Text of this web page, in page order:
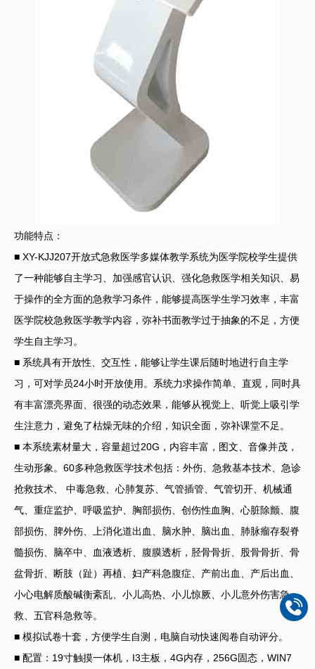
功能特点：
■ XY-KJJ207开放式急救医学多媒体教学系统为医学院校学生提供
了一种能够自主学习、加强感官认识、强化急救医学相关知识、易
于操作的全方面的急救学习条件，能够提高医学生学习效率，丰富
医学院校急救医学教学内容，弥补书面教学过于抽象的不足，方便
学生自主学习。
■ 系统具有开放性、交互性，能够让学生课后随时地进行自主学
习，可对学员24小时开放使用。系统力求操作简单、直观，同时具
有丰富漂亮界面、很强的动态效果，能够从视觉上、听觉上吸引学
生注意力，避免了枯燥无味的介绍，知识全面，弥补课堂不足。
■ 本系统素材量大，容量超过20G，内容丰富，图文、音像并茂，
生动形象。60多种急救医学技术包括：外伤、急救基本技术、急诊
抢救技术、 中毒急救、心肺复苏、气管插管、气管切开、机械通
气、重症监护、呼吸监护、胸部损伤、创伤性血胸、心脏除颤、腹
部损伤、脾外伤、上消化道出血、脑水肿、脑出血、肺脉瘤存裂脊
髓损伤、脑卒中、血液透析、腹膜透析，胫骨骨折、股骨骨折、骨
盆骨折、断肢（趾）再植、妇产科急腹症、产前出血、产后出血、
小心电解质酸碱衡紊乱、小儿高热、小儿惊厥、小儿意外伤害急
救、五官科急救等。
■ 模拟试卷十套，方便学生自测，电脑自动快速阅卷自动评分。
■ 配置：19寸触摸一体机，I3主板，4G内存，256G固态，WIN7